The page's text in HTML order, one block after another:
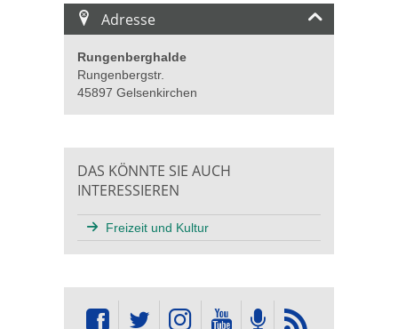
Adresse
Rungenberghalde
Rungenbergstr.
45897 Gelsenkirchen
DAS KÖNNTE SIE AUCH
INTERESSIEREN
Freizeit und Kultur